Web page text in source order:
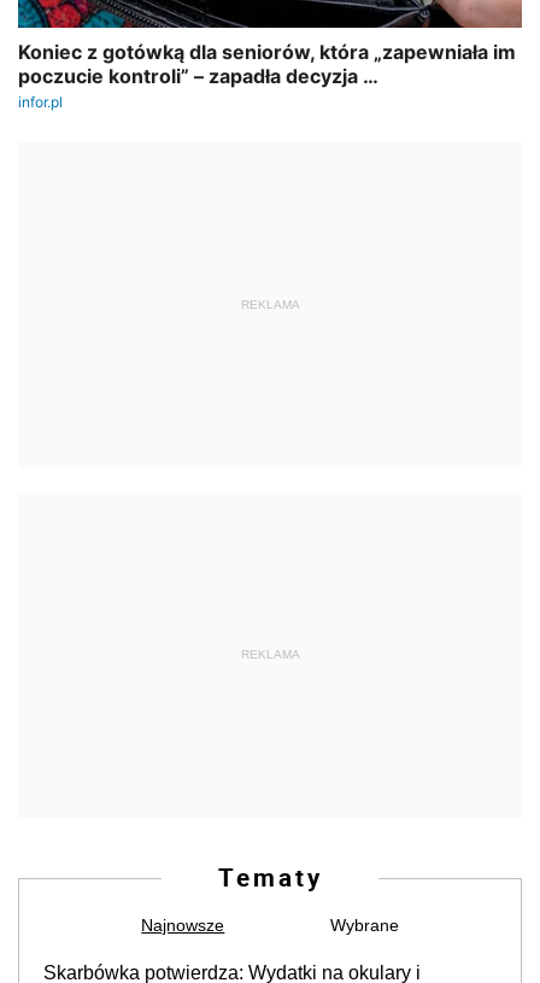
REKLAMA
REKLAMA
Tematy
Najnowsze Wybrane
Skarbówka potwierdza: Wydatki na okulary i